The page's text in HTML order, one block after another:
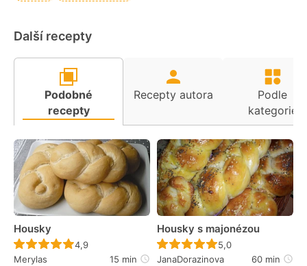
Další recepty
Podobné
recepty
Recepty autora
Podle
kategorie
Housky
Recept ještě nebyl hodnocen
4,9
Merylas
15 min
Housky s majonézou
Recept ještě nebyl
5,0
JanaDorazinova
60 min